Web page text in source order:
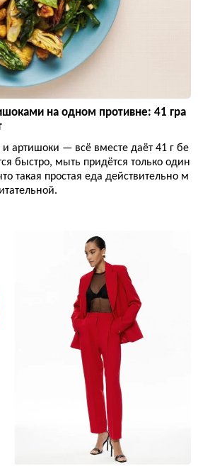
на одном противне: 41 гра
и артишоки — всё вместе даёт 41 г бе
быстро, мыть придётся только один
такая простая еда действительно м